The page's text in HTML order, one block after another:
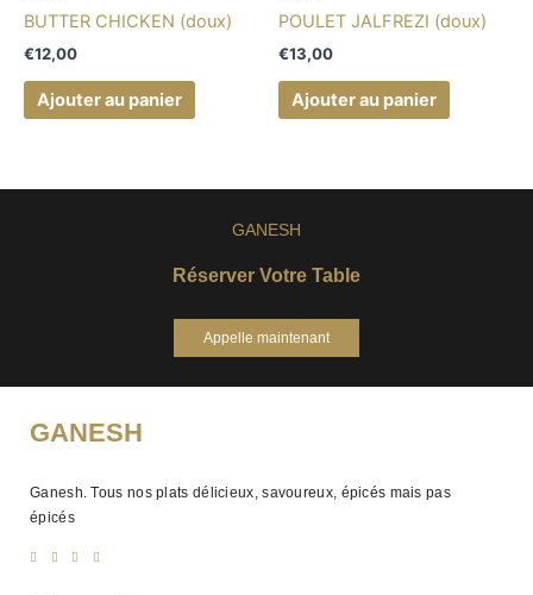
BUTTER CHICKEN (doux)
€12,00
Ajouter au panier
POULET JALFREZI (doux)
€13,00
Ajouter au panier
GANESH
Réserver Votre Table
Appelle maintenant
GANESH
Ganesh. Tous nos plats délicieux, savoureux, épicés mais pas
épicés